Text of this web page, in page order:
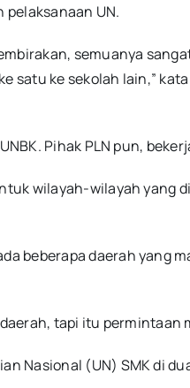
UN.
semuanya
satu ke sekolah lain,”
Pihak PLN pun,
wilayah-wilayah
beberapa daerah yang
tapi itu permintaan
(UN) SMK di